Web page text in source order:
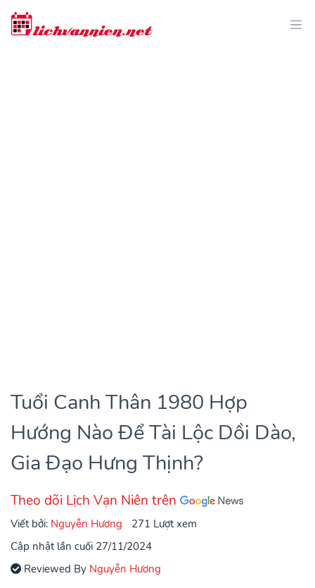
Tuổi Canh Thân 1980 Hợp
Hướng Nào Để Tài Lộc Dồi Dào,
Gia Đạo Hưng Thịnh?
Theo dõi Lịch Vạn Niên trên
Viết bởi: Nguyễn Hương
271 Lượt xem
Cập nhật lần cuối 27/11/2024
Reviewed By Nguyễn Hương